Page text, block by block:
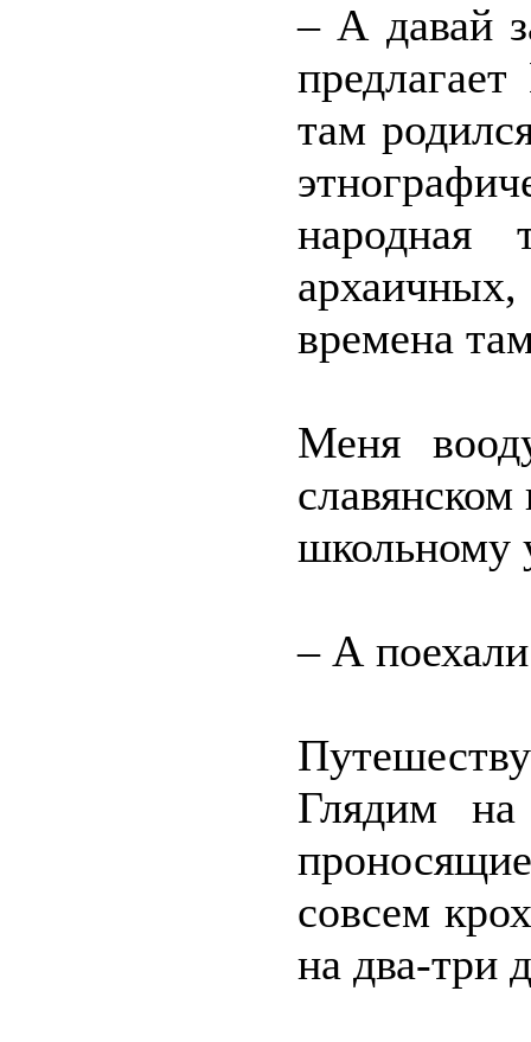
– А давай
там
времена
Меня
школьному
– А
Глядим
совсем
на два-три